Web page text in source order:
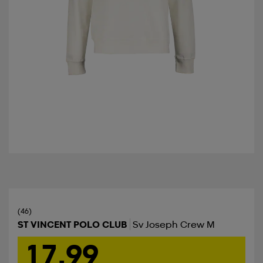
(46)
ST VINCENT POLO CLUB Sv Joseph Crew M
17,99